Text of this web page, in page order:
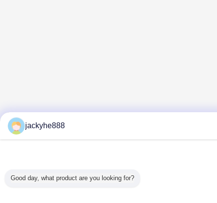
jackyhe888
Good day, what product are you looking for?